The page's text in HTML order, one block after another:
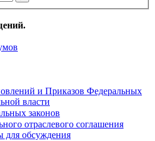
и Приказов Федеральных
власти
законов
отраслевого соглашения
для обсуждения